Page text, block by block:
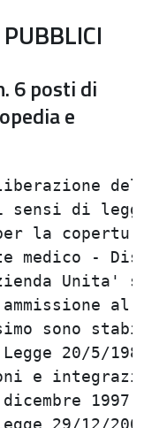
6 posti di
e
le Aziende Unita' sanitarie locali ed             
Ospedaliere, compresi i Policlinici universitari, o presso gli IRCCS;           
c) iscrizione all'Albo dell'Ordine dei medici, attestata da                     
certificato in data non anteriore a sei mesi rispetto a quella di               
scadenza del bando.                                                             
Ai sensi dell'art. 3, comma 6 della Legge n. 127 del 15/5/1997, la              
partecipazione al presente pubblico concorso non e' soggetta a limiti           
di eta'.                                                                        
Ai sensi dell'art. 2 della Legge 29 dicembre 2000, n. 401 e' prevista           
una riserva, fino al 50% dei posti, a favore del personale medico cui           
sia stato conferito un incarico provvisorio, ai sensi dell'art. 9,              
diciassettesimo comma della Legge 20 maggio 1985, n. 207.                       
Tale riserva opera a favore dei soggetti i quali, anche in carenza              
della specializzazione nella disciplina richiesta dal citato                    
regolamento emanato con DPR n. 483 del 1997, nei cinque anni                    
precedenti la data di entrata in vigore della Legge 29 dicembre 2000,           
n. 401 abbiano prestato servizio, per un periodo complessivo non                
inferiore a sedici mesi e a titolo di incarico provvisorio, ai sensi            
dell'art. 9, diciassettemo comma della Legge 20 maggio 1985, n. 207,            
nella predetta disciplina, presso Aziende Unita' sanitarie locali ed            
Ospedaliere, compresi i Policlinici universitari, o presso gli IRCCS.           
Prove d'esame